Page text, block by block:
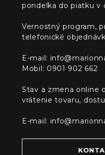
pondelka do piatku v
Vernostný program,
telefonické
E-mail:
Mobil: 0901 902 662
Stav a zmena online
vrátenie tovaru,
E-mail: